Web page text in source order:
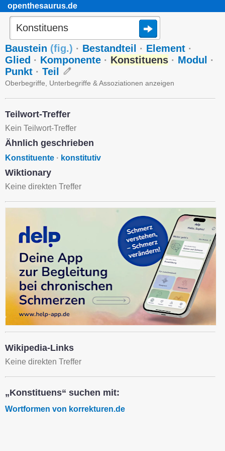
openthesaurus.de
Baustein (fig.) · Bestandteil · Element ·
Glied · Komponente · Konstituens · Modul
·
Punkt · Teil
Oberbegriffe, Unterbegriffe & Assoziationen anzeigen
Teilwort-Treffer
Kein Teilwort-Treffer
Ähnlich geschrieben
Konstituente · konstitutiv
Wiktionary
Keine direkten Treffer
Wikipedia-Links
Keine direkten Treffer
„Konstituens“ suchen mit:
Wortformen von korrekturen.de